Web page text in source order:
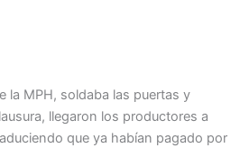
Menu
la MPH, soldaba las puertas y
llegaron los productores a
que ya habían pagado por